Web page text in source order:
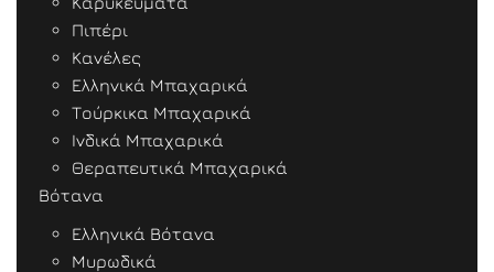
Πιπέρι
Κανέλες
Ελληνικά Μπαχαρικά
Τούρκικα Μπαχαρικά
Ινδικά Μπαχαρικά
Θεραπευτικά Μπαχαρικά
Βότανα
Ελληνικά Βότανα
Μυρωδικά